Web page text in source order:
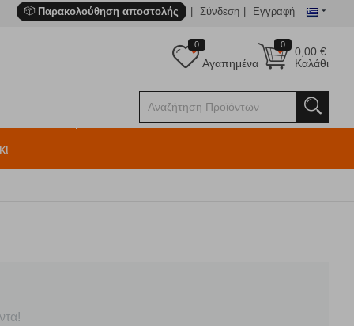
Παρακολούθηση αποστολής Σύνδεση Εγγραφή
0
0,00€
Καλάθι
0
Αγαπημένα